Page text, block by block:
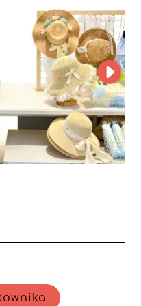
detalistów chcących
i wszechstronne
i trwałe produkty,
Twojego